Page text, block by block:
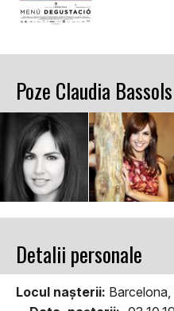
Poze Claudia Bassols
Detalii personale
Locul naşterii: